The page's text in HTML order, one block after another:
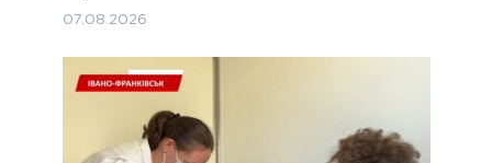
07.08.2026